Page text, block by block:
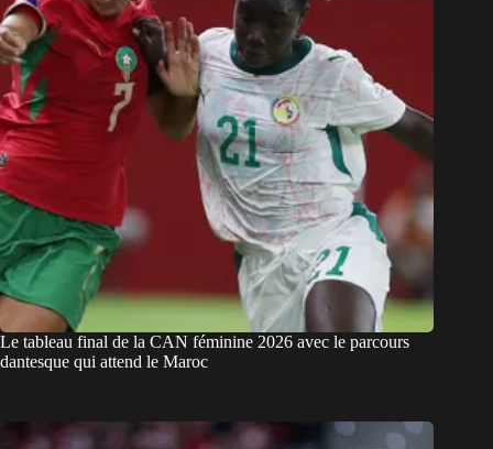
Le tableau final de la CAN féminine 2026 avec le parcours
dantesque qui attend le Maroc